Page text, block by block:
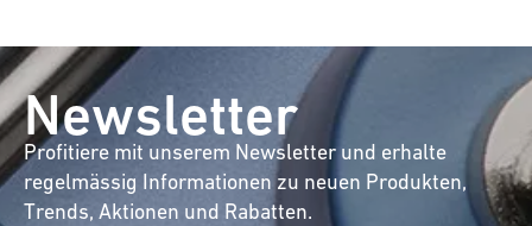
Newsletter
Profitiere mit unserem Newsletter und erhalte
regelmässig Informationen zu neuen Produkten,
Trends, Aktionen und Rabatten.